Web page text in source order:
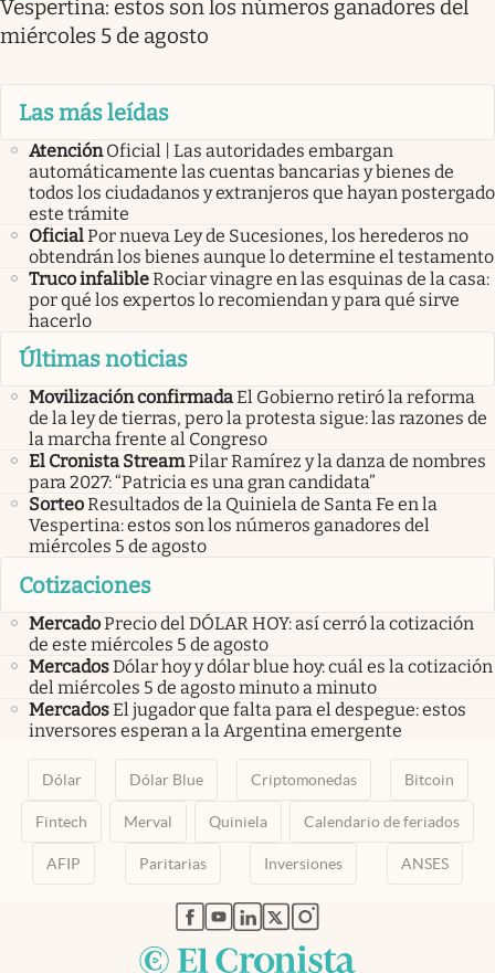
Vespertina: estos son los números ganadores del
miércoles 5 de agosto
Las más leídas
Atención Oficial | Las autoridades embargan
automáticamente las cuentas bancarias y bienes de
todos los ciudadanos y extranjeros que hayan postergado
este trámite
OficialPor nueva Ley de Sucesiones, los herederos no
obtendrán los bienes aunque lo determine el testamento
Truco infalibleRociar vinagre en las esquinas de la casa:
por qué los expertos lo recomiendan y para qué sirve
hacerlo
Últimas noticias
Movilización confirmadaEl Gobierno retiró la reforma
de la ley de tierras, pero la protesta sigue: las razones de
la marcha frente al Congreso
El Cronista StreamPilar Ramírez y la danza de nombres
para 2027: “Patricia es una gran candidata”
SorteoResultados de la Quiniela de Santa Fe en la
Vespertina: estos son los números ganadores del
miércoles 5 de agosto
Cotizaciones
MercadoPrecio del DÓLAR HOY: así cerró la cotización
de este miércoles 5 de agosto
MercadosDólar hoy y dólar blue hoy: cuál es la cotización
del miércoles 5 de agosto minuto a minuto
MercadosEl jugador que falta para el despegue: estos
inversores esperan a la Argentina emergente
Dólar Dólar Blue Criptomonedas Bitcoin
Fintech Merval Quiniela Calendario de feriados
AFIP Paritarias Inversiones ANSES
abre en nueva pestaña
abre en nueva pestaña
abre en nueva pestaña
abre en nueva pestaña
abre en nueva pestaña